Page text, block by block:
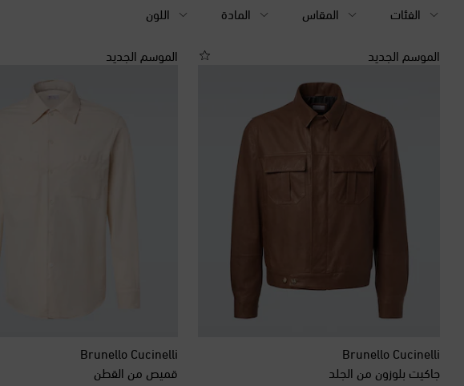
الفئات المقاس المادة اللون
الموسم الجديد
Brunello Cucinelli
جاكيت بلوزون من الجلد
الموسم الجديد
Brunello Cucinelli
قميص من القطن